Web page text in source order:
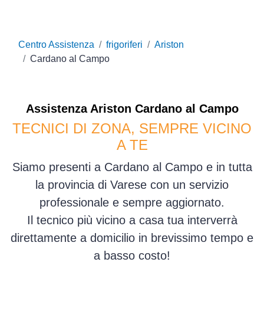
Centro Assistenza frigoriferi
Ariston
Cardano al Campo
Assistenza Ariston Cardano al Campo
TECNICI DI ZONA, SEMPRE VICINO
A TE
Siamo presenti a Cardano al Campo e in tutta
la provincia di Varese con un servizio
professionale e sempre aggiornato.
Il tecnico più vicino a casa tua interverrà
direttamente a domicilio in brevissimo tempo e
a basso costo!